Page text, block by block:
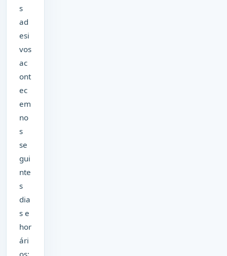
s
ad
esi
vos
ac
ont
ec
em
no
s
se
gui
nte
s
dia
s e
hor
ári
os: